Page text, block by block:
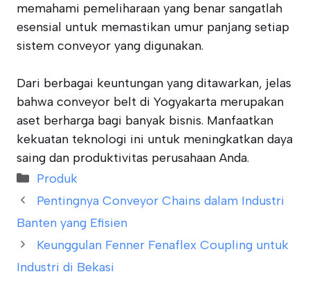
memahami pemeliharaan yang benar sangatlah
esensial untuk memastikan umur panjang setiap
sistem conveyor yang digunakan.
Dari berbagai keuntungan yang ditawarkan, jelas
bahwa conveyor belt di Yogyakarta merupakan
aset berharga bagi banyak bisnis. Manfaatkan
kekuatan teknologi ini untuk meningkatkan daya
saing dan produktivitas perusahaan Anda.
Categories
Produk
Pentingnya Conveyor Chains dalam Industri
Banten yang Efisien
Keunggulan Fenner Fenaflex Coupling untuk
Industri di Bekasi